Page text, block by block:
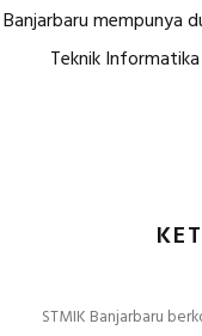
Banjarbaru mempunya
Teknik
STMIK Banjarbaru